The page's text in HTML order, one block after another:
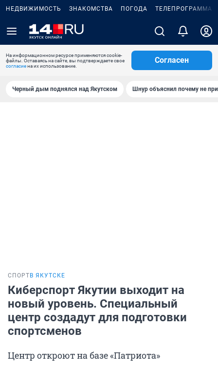
НЕДВИЖИМОСТЬ ЗНАКОМСТВА ПОГОДА ТЕЛЕПРОГРАММА
На информационном ресурсе применяются cookie-
файлы. Оставаясь на сайте, вы подтверждаете свое
согласиена их использование.
Согласен
Черный дым поднялся над Якутском Шнур объяснил почему не
СПОРТ В ЯКУТСКЕ
Киберспорт Якутии выходит на
новый уровень. Специальный
центр создадут для подготовки
спортсменов
Центр откроют на базе «Патриота»